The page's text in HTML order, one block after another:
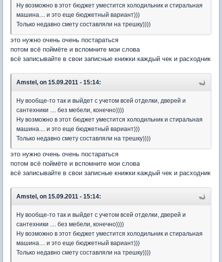
Ну возможно в этот бюджет уместится холодильник и стиральная
машина.... и это еще бюджетный вариант)))
Только недавно смету составляли на трешку))))
это нужно очень очень постараться
потом всё поймёте и вспомните мои слова
всё записывайте в свои записные книжки каждый чек и расходник
Amstel, on 15.09.2011 - 15:14:
Ну вообще-то так и выйдет с учетом всей отделки, дверей и
сантехники .... без мебели, конечно))))
Ну возможно в этот бюджет уместится холодильник и стиральная
машина.... и это еще бюджетный вариант)))
Только недавно смету составляли на трешку))))
это нужно очень очень постараться
потом всё поймёте и вспомните мои слова
всё записывайте в свои записные книжки каждый чек и расходник
Amstel, on 15.09.2011 - 15:14:
Ну вообще-то так и выйдет с учетом всей отделки, дверей и
сантехники .... без мебели, конечно))))
Ну возможно в этот бюджет уместится холодильник и стиральная
машина.... и это еще бюджетный вариант)))
Только недавно смету составляли на трешку))))